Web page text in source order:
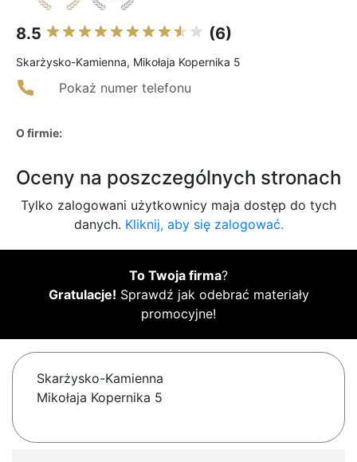
8.5 (6)
Skarżysko-Kamienna, Mikołaja Kopernika 5
Pokaż numer telefonu
O firmie:
Oceny na poszczególnych stronach
Tylko zalogowani użytkownicy maja dostęp do tych
danych. Kliknij, aby się zalogować.
To Twoja firma?
Gratulacje! Sprawdź jak odebrać materiały
promocyjne!
Skarżysko-Kamienna
Mikołaja Kopernika 5